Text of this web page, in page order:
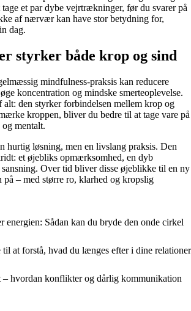
tage et par dybe vejrtrækninger, før du svarer på
af nærvær kan have stor betydning for,
dag.
styrker både krop og sind
mindfulness-praksis kan reducere
koncentration og mindske smerteoplevelse.
alt: den styrker forbindelsen mellem krop og
kroppen, bliver du bedre til at tage vare på
mentalt.
hurtig løsning, men en livslang praksis. Den
et øjebliks opmærksomhed, en dyb
Over tid bliver disse øjeblikke til en ny
på – med større ro, klarhed og kropslig
energien: Sådan kan du bryde den onde cirkel
at forstå, hvad du længes efter i dine relationer
– hvordan konflikter og dårlig kommunikation